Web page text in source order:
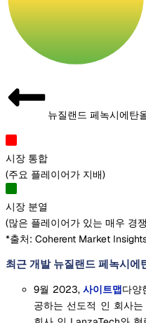
뉴질랜드 페녹시에탄
시장 통합
(주요 플레이어가 지배)
시장 분열
(많은 플레이어가 있는 매우 경
*출처: Coherent Market
최근 개발 뉴질랜드 페녹시에
9월 2023,사이트맵 다양
공하는 선도적 인 회사